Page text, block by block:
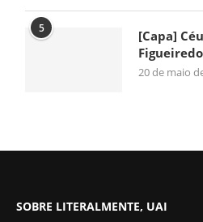
5
[Capa]
Figueiredo
20 de maio
SOBRE LITERALMENTE, UAI